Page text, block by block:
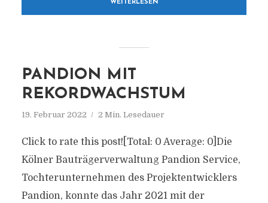
WEITERLESEN
PANDION MIT
REKORDWACHSTUM
19. Februar 2022 2 Min. Lesedauer
Click to rate this post![Total: 0 Average: 0]Die
Kölner Bauträgerverwaltung Pandion Service,
Tochterunternehmen des Projektentwicklers
Pandion, konnte das Jahr 2021 mit der